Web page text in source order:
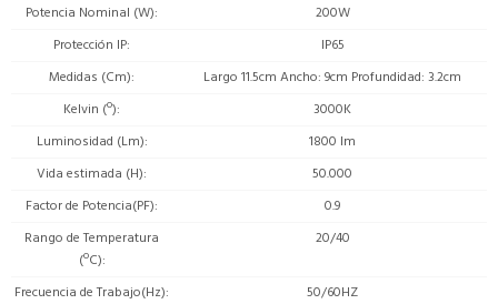
Potencia Nominal (W)
200W
Protección IP
IP65
Medidas (Cm)
Largo 11.5cm Ancho: 9cm Profundidad: 3.2cm
Kelvin (º)
3000K
Luminosidad (Lm)
1800 lm
Vida estimada (H)
50.000
Factor de Potencia(PF)
0.9
Rango de Temperatura
(ºC)
20/40
Frecuencia de Trabajo(Hz)
50/60HZ